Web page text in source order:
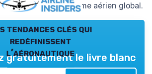
dans l’écosystème aérien global.
tendances clés qui
redéfinissent
l’aéronautique
gratuitement le livre blanc